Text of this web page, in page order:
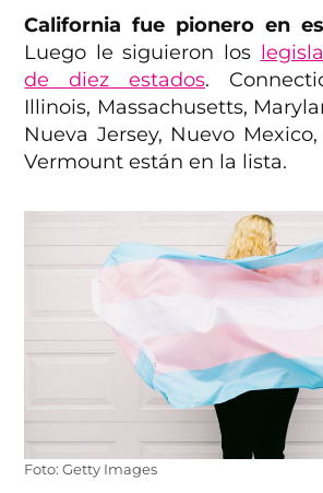
California fue pionero en
Luego le siguieron los
de diez estados.
Illinois, Massachusetts,
Nueva Jersey, Nuevo
Vermount están en la lista.
Foto: Getty Images